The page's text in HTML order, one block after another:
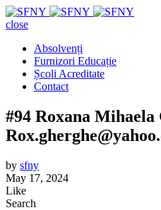
close
Absolvenți
Furnizori Educație
Școli Acreditate
Contact
#94 Roxana Mihaela
by sfny
May 17, 2024
Like
Search